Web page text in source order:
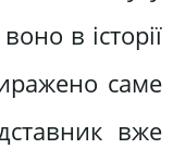
в історії
саме
вже